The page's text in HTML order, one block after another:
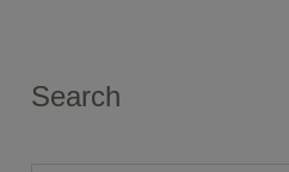
Search